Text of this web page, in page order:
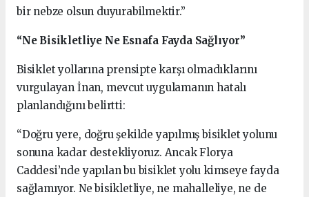
bir nebze olsun duyurabilmektir.”
“Ne Bisikletliye Ne Esnafa Fayda Sağlıyor”
Bisiklet yollarına prensipte karşı olmadıklarını
vurgulayan İnan, mevcut uygulamanın hatalı
planlandığını belirtti:
“Doğru yere, doğru şekilde yapılmış bisiklet yolunu
sonuna kadar destekliyoruz. Ancak Florya
Caddesi’nde yapılan bu bisiklet yolu kimseye fayda
sağlamıyor. Ne bisikletliye, ne mahalleliye, ne de